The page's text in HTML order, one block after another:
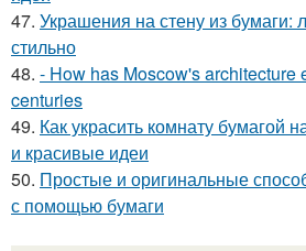
47. Украшения на стену из бумаги:
стильно
48. - How has Moscow's architecture
centuries
49. Как украсить комнату бумагой
и красивые идеи
50. Простые и оригинальные
с помощью бумаги